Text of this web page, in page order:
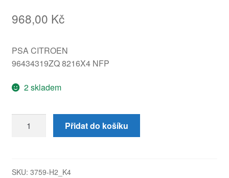
968,00 Kč
PSA CITROEN
96434319ZQ 8216X4 NFP
2 skladem
sedák
C3
Přidat do košíku
SKU: 3759-H2_K4